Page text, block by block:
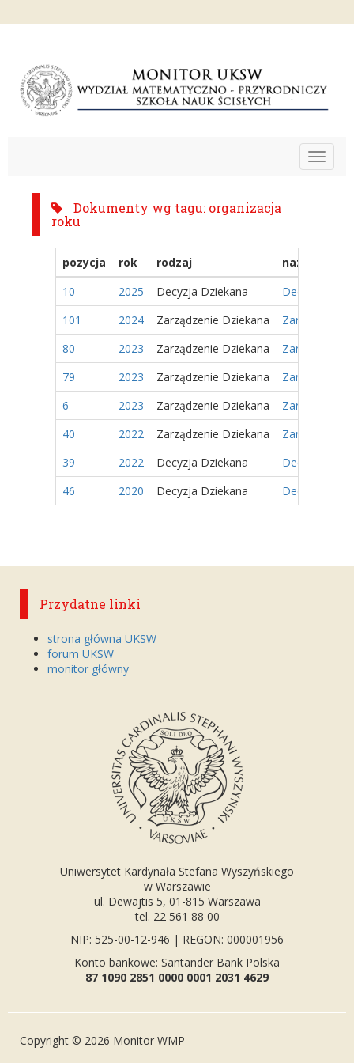
Toggle
Dokumenty wg tagu: organizacja
roku
pozycja rok rodzaj
nazwa
10
2025 Decyzja Dziekana
Decyzja Nr
101
2024 Zarządzenie Dziekana
Zarządzenie
80
2023 Zarządzenie Dziekana
Zarządzenie
79
2023 Zarządzenie Dziekana
Zarządzenie
6
2023 Zarządzenie Dziekana
Zarządzenie
40
2022 Zarządzenie Dziekana
Zarządzenie
39
2022 Decyzja Dziekana
Decyzja nr
46
2020 Decyzja Dziekana Decyzja Nr
Przydatne linki
strona główna UKSW
forum UKSW
monitor główny
Uniwersytet Kardynała Stefana Wyszyńskiego
w Warszawie
ul. Dewajtis 5, 01-815 Warszawa
tel. 22 561 88 00
NIP: 525-00-12-946 | REGON: 000001956
Konto bankowe: Santander Bank Polska
87 1090 2851 0000 0001 2031 4629
Copyright © 2026 Monitor WMP